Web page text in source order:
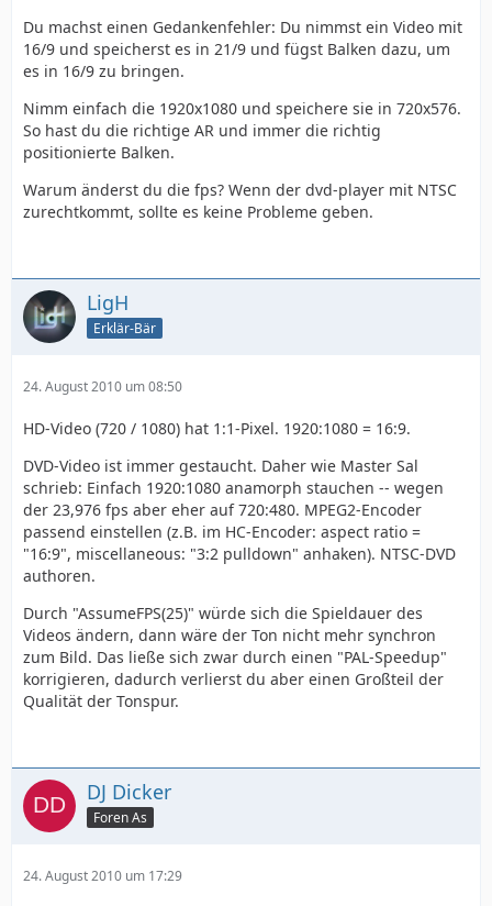
Du machst einen Gedankenfehler: Du nimmst ein Video mit
16/9 und speicherst es in 21/9 und fügst Balken dazu, um
es in 16/9 zu bringen.
Nimm einfach die 1920x1080 und speichere sie in 720x576.
So hast du die richtige AR und immer die richtig
positionierte Balken.
Warum änderst du die fps? Wenn der dvd-player mit NTSC
zurechtkommt, sollte es keine Probleme geben.
LigH
Erklär-Bär
24. August 2010 um 08:50
HD-Video (720 / 1080) hat 1:1-Pixel. 1920:1080 = 16:9.
DVD-Video ist immer gestaucht. Daher wie Master Sal
schrieb: Einfach 1920:1080 anamorph stauchen -- wegen
der 23,976 fps aber eher auf 720:480. MPEG2-Encoder
passend einstellen (z.B. im HC-Encoder: aspect ratio =
"16:9", miscellaneous: "3:2 pulldown" anhaken). NTSC-DVD
authoren.
Durch "AssumeFPS(25)" würde sich die Spieldauer des
Videos ändern, dann wäre der Ton nicht mehr synchron
zum Bild. Das ließe sich zwar durch einen "PAL-Speedup"
korrigieren, dadurch verlierst du aber einen Großteil der
Qualität der Tonspur.
DJ Dicker
Foren As
24. August 2010 um 17:29